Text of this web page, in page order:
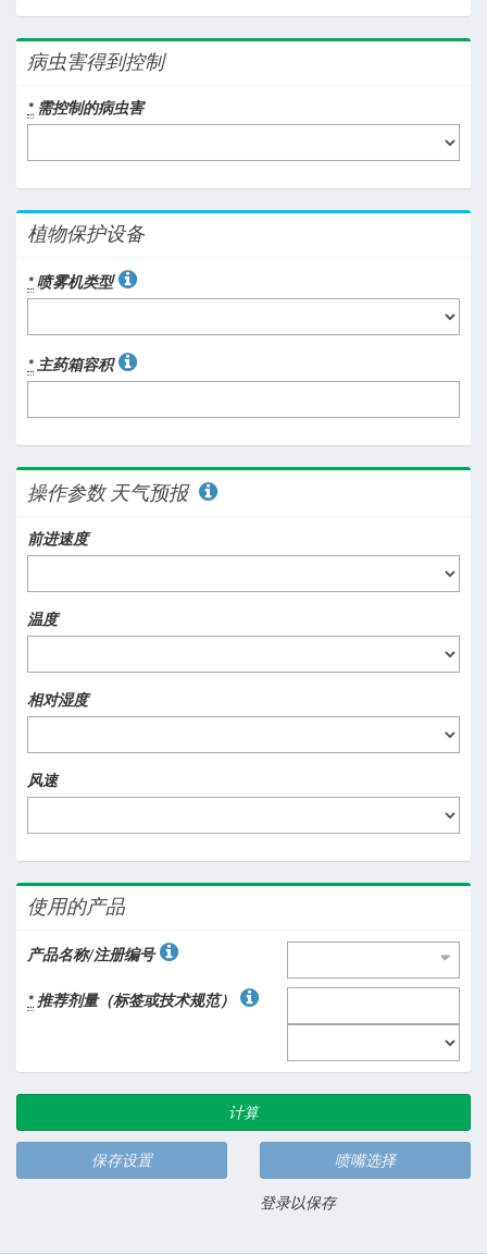
病虫害得到控制
* 需控制的病虫害
植物保护设备
*喷雾机类型
*主药箱容积
操作参数 天气预报
前进速度
温度
相对湿度
风速
使用的产品
产品名称/注册编号
品
称/
册
* 推荐剂量（标签或技术规范）
计算
喷嘴选择
登录以保存